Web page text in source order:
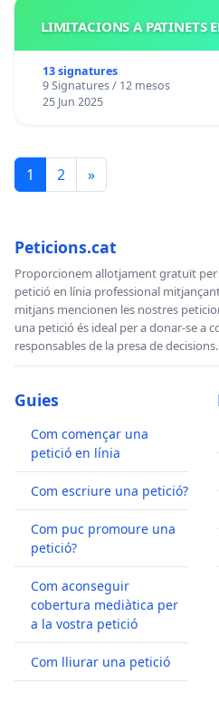
LIMITACIONS A PATINETS
13 signatures
9 Signatures / 12 mesos
25 Jun 2025
1 2 »
Peticions.cat
Proporcionem allotjament gratuït per
petició en línia professional
mitjans mencionen les nostres
una petició és ideal per a donar-se a
responsables de la presa de decisions.
Guies
Com començar una
petició en línia
Com escriure una petició?
Com puc promoure una
petició?
Com aconseguir
cobertura mediàtica per
a la vostra petició
Com lliurar una petició